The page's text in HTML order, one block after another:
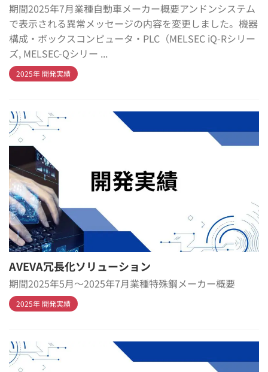
期間2025年7月業種自動車メーカー概要アンドンシステム
で表示される異常メッセージの内容を変更しました。機器
構成・ボックスコンピュータ・PLC（MELSEC iQ-Rシリー
ズ, MELSEC-Qシリー ...
2025年 開発実績
AVEVA冗長化ソリューション
期間2025年5月～2025年7月業種特殊鋼メーカー概要
2025年 開発実績